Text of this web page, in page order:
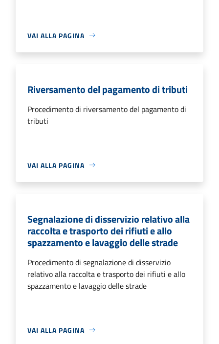
VAI ALLA PAGINA
Riversamento del pagamento di tributi
Procedimento di riversamento del pagamento di
tributi
VAI ALLA PAGINA
Segnalazione di disservizio relativo alla
raccolta e trasporto dei rifiuti e allo
spazzamento e lavaggio delle strade
Procedimento di segnalazione di disservizio
relativo alla raccolta e trasporto dei rifiuti e allo
spazzamento e lavaggio delle strade
VAI ALLA PAGINA